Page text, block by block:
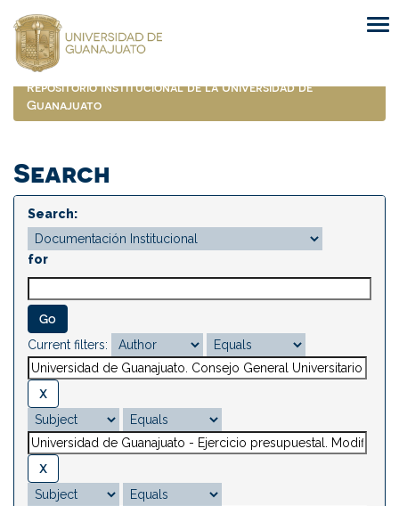
navigation
Repositorio Institucional de la Universidad de
Guanajuato
Search
Search:
for
Current filters: